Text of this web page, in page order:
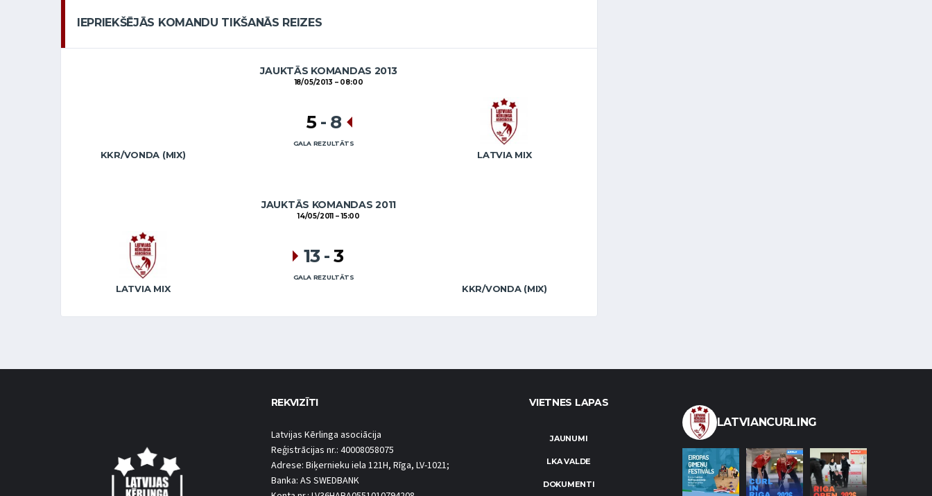
IEPRIEKŠĒJĀS KOMANDU TIKŠANĀS REIZES
JAUKTĀS KOMANDAS 2013
18/05/2013 08:00
KKR/VONDA (MIX) LATVIA MIX
5 - 8
GALA REZULTĀTS
JAUKTĀS KOMANDAS 2011
14/05/2011 15:00
LATVIA MIX KKR/VONDA (MIX)
13 -3
GALA REZULTĀTS
REKVIZĪTI
Latvijas Kērlinga asociācija
Reģistrācijas nr.: 40008058075
Adrese: Biķernieku iela 121H, Rīga, LV-1021;
Banka: AS SWEDBANK
VIETNES LAPAS
JAUNUMI
LKA VALDE
DOKUMENTI
LATVIANCURLING